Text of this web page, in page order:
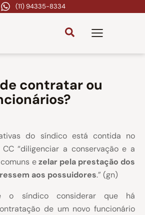
(11) 94335-8334
contratar ou
do síndico está contida no
“diligenciar a conservação e a
ezelar pela prestação dos
aos possuidores.” (gn)
o síndico considerar que há
de um novo funcionário